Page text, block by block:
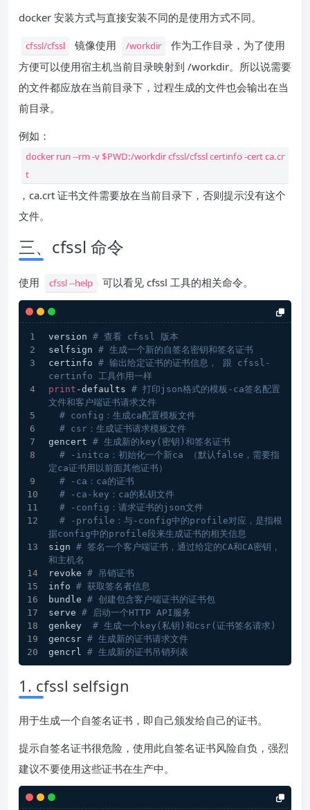
docker 安装方式与直接安装不同的是使用方式不同。
cfssl/cfssl 镜像使用 /workdir
作为工作目录，为了使用
方便可以使用宿主机当前目录映射到 /workdir。所以说需要
的文件都应放在当前目录下，过程生成的文件也会输出在当
前目录。
例如：
docker run --rm -v $PWD:/workdir cfssl/cfssl certinfo -cert ca.cr
t
，ca.crt 证书文件需要放在当前目录下，否则提示没有这个
文件。
三、cfssl 命令
使用 cfssl --help 可以看见 cfssl 工具的相关命令。
version # 查看 cfssl 版本
selfsign # 生成一个新的自签名密钥和签名证书
certinfo # 输出给定证书的证书信息， 跟 cfssl-
certinfo 工具作用一样
print -defaults # 打印json格式的模板-ca签名配置
文件和客户端证书请求文件
# config：生成ca配置模板文件
# csr：生成证书请求模板文件
gencert # 生成新的key(密钥)和签名证书
# -initca：初始化一个新ca （默认false，需要指
定ca证书用以前面其他证书）
# -ca：ca的证书
# -ca-key：ca的私钥文件
# -config：请求证书的json文件
# -profile：与-config中的profile对应，是指根
据config中的profile段来生成证书的相关信息
sign # 签名一个客户端证书，通过给定的CA和CA密钥，
和主机名
revoke # 吊销证书
info # 获取签名者信息
bundle # 创建包含客户端证书的证书包
serve # 启动一个HTTP API服务
genkey # 生成一个key(私钥)和csr(证书签名请求)
gencsr # 生成新的证书请求文件
gencrl # 生成新的证书吊销列表
1. cfssl selfsign
用于生成一个自签名证书，即自己颁发给自己的证书。
提示自签名证书很危险，使用此自签名证书风险自负，强烈
建议不要使用这些证书在生产中。